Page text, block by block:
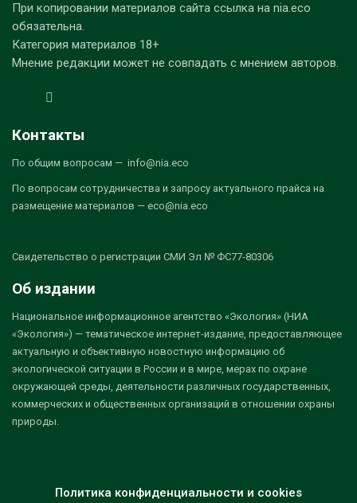
При копировании материалов сайта ссылка на nia.eco
обязательна.
Категория материалов 18+
Мнение редакции может не совпадать с мнением авторов.
Контакты
По общим вопросам — info@nia.eco
По вопросам сотрудничества и запросу актуального прайса на
размещение материалов — eco@nia.eco
Свидетельство о регистрации СМИ Эл № ФС77-80306
Об издании
Национальное информационное агентство «Экология» (НИА
«Экология») — тематическое интернет-издание, предоставляющее
актуальную и объективную новостную информацию об
экологической ситуации в России и в мире, мерах по охране
окружающей среды, деятельности различных государственных,
коммерческих и общественных организаций в отношении охраны
природы.
Политика конфиденциальности и cookies